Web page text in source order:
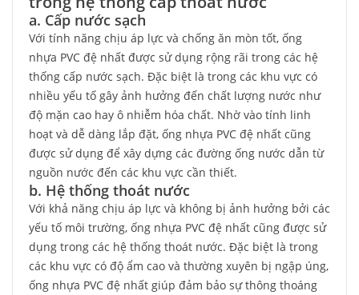
a. Cấp nước sạch
Với tính năng chịu áp lực và chống ăn mòn tốt, ống
nhựa PVC đệ nhất được sử dụng rộng rãi trong các hệ
thống cấp nước sạch. Đặc biệt là trong các khu vực có
nhiều yếu tố gây ảnh hưởng đến chất lượng nước như
độ mặn cao hay ô nhiễm hóa chất. Nhờ vào tính linh
hoạt và dễ dàng lắp đặt, ống nhựa PVC đệ nhất cũng
được sử dụng để xây dựng các đường ống nước dẫn từ
nguồn nước đến các khu vực cần thiết.
b. Hệ thống thoát nước
Với khả năng chịu áp lực và không bị ảnh hưởng bởi các
yếu tố môi trường, ống nhựa PVC đệ nhất cũng được sử
dụng trong các hệ thống thoát nước. Đặc biệt là trong
các khu vực có độ ẩm cao và thường xuyên bị ngập úng,
ống nhựa PVC đệ nhất giúp đảm bảo sự thông thoáng